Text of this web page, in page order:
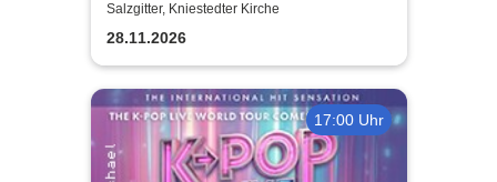
Salzgitter, Kniestedter Kirche
28.11.2026
17:00 Uhr